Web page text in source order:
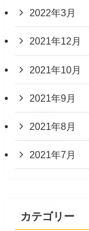
2022年3月
2021年12月
2021年10月
2021年9月
2021年8月
2021年7月
カテゴリー